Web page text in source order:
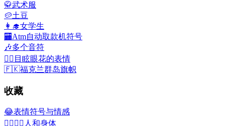
🥋武术服
🥔土豆
👩‍🎓女学生
🏧Atm自动取款机符号
🎶多个音符
😵‍💫 目眩眼花的表情
🇫🇰福克兰群岛旗帜
收藏
😂表情符号与情感
👩‍❤️‍💋‍👨 人和身体